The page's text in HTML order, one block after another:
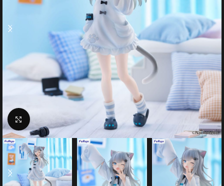
Click to enlarge